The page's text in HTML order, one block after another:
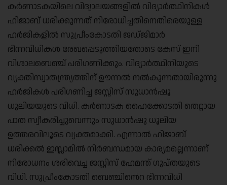
കർണാടകയിലെ വിദ്യാലയങ്ങളിൽ വിദ്യാർത്ഥിനികൾ
ഹിജാബ് ധരിക്കുന്നത് നിരോധിച്ചതിനെതിരെയുള്ള
ഹർജികളിൽ സുപ്രീംകോടതി ജഡ്ജിമാർ
ഭിന്നവിധികൾ രേഖപ്പെടുത്തിയതോടെ കേസ് ഇനി
വിശാലബെഞ്ച് പരിഗണിക്കും. വിദ്യാർത്ഥിനിയുടെ
വ്യക്തിസ്വാതന്ത്ര്യത്തിന് ഊന്നൽ നൽകുന്നതായിരുന്നു
ഹർജികൾ പരിഗണിച്ച ജസ്റ്റിസ് സുധാൻഷൂ
ധൂലിയയുടെ വിധി. കർണാടക ഹൈക്കോടതി തെറ്റായ
പാത സ്വീകരിച്ചുവെന്നും സുധാൻഷു ധൂലിയ
ഉത്തരവിലൂടെ വ്യക്തമാക്കി. എന്നാൽ ഹിജാബ്
ധരിക്കൽ ഇസ്ലാമിൽ നിർബന്ധമായ കാര്യമല്ലെന്നാണ്
നിരോധനം ശരിവെച്ച ജസ്റ്റിസ് ഹേമന്ത് ഗുപ്തയുടെ
വിധി. സുപ്രീംകോടതി ബെഞ്ചിൻെറ ഭിന്നവിധി